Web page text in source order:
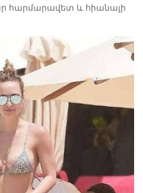
հարմարավետ և հիանալի